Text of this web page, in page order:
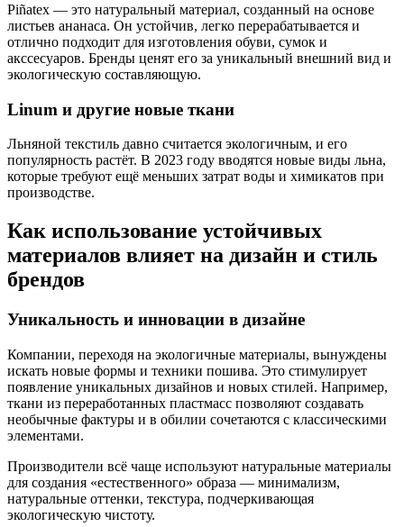
Piñatex — это натуральный материал, созданный на основе
листьев ананаса. Он устойчив, легко перерабатывается и
отлично подходит для изготовления обуви, сумок и
акссесуаров. Бренды ценят его за уникальный внешний вид и
экологическую составляющую.
Linum и другие новые ткани
Льняной текстиль давно считается экологичным, и его
популярность растёт. В 2023 году вводятся новые виды льна,
которые требуют ещё меньших затрат воды и химикатов при
производстве.
Как использование устойчивых
материалов влияет на дизайн и стиль
брендов
Уникальность и инновации в дизайне
Компании, переходя на экологичные материалы, вынуждены
искать новые формы и техники пошива. Это стимулирует
появление уникальных дизайнов и новых стилей. Например,
ткани из переработанных пластмасс позволяют создавать
необычные фактуры и в обилии сочетаются с классическими
элементами.
Производители всё чаще используют натуральные материалы
для создания «естественного» образа — минимализм,
натуральные оттенки, текстура, подчеркивающая
экологическую чистоту.